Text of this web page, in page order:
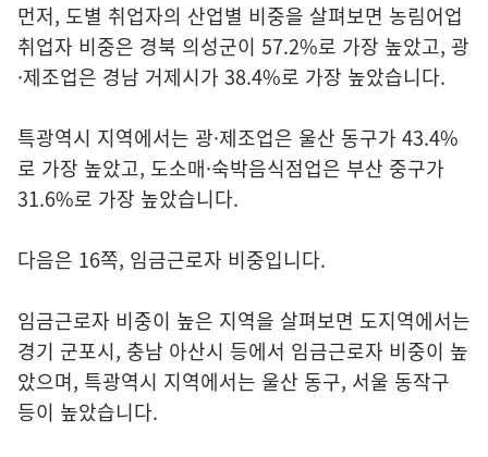
먼저, 도별 취업자의 산업별 비중을 살펴보면 농림어업
취업자 비중은 경북 의성군이 57.2%로 가장 높았고, 광
·제조업은 경남 거제시가 38.4%로 가장 높았습니다.
특광역시 지역에서는 광·제조업은 울산 동구가 43.4%
로 가장 높았고, 도소매·숙박음식점업은 부산 중구가
31.6%로 가장 높았습니다.
다음은 16쪽, 임금근로자 비중입니다.
임금근로자 비중이 높은 지역을 살펴보면 도지역에서는
경기 군포시, 충남 아산시 등에서 임금근로자 비중이 높
았으며, 특광역시 지역에서는 울산 동구, 서울 동작구
등이 높았습니다.